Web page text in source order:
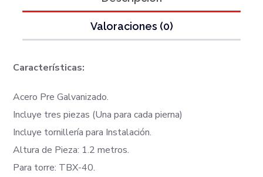
Valoraciones (0)
Características:
Acero Pre Galvanizado.
Incluye tres piezas (Una para cada pierna)
Incluye tornillería para Instalación.
Altura de Pieza: 1.2 metros.
Para torre: TBX-40.